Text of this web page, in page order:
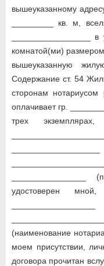
вышеуказанному
_________ кв. м,
_________________
комнатой(ми)
вышеуказанную
Содержание ст. 54
сторонам
оплачивает гр.
трех
________________
удостоверен мной,
(наименование
моем присутствии,
договора прочитан